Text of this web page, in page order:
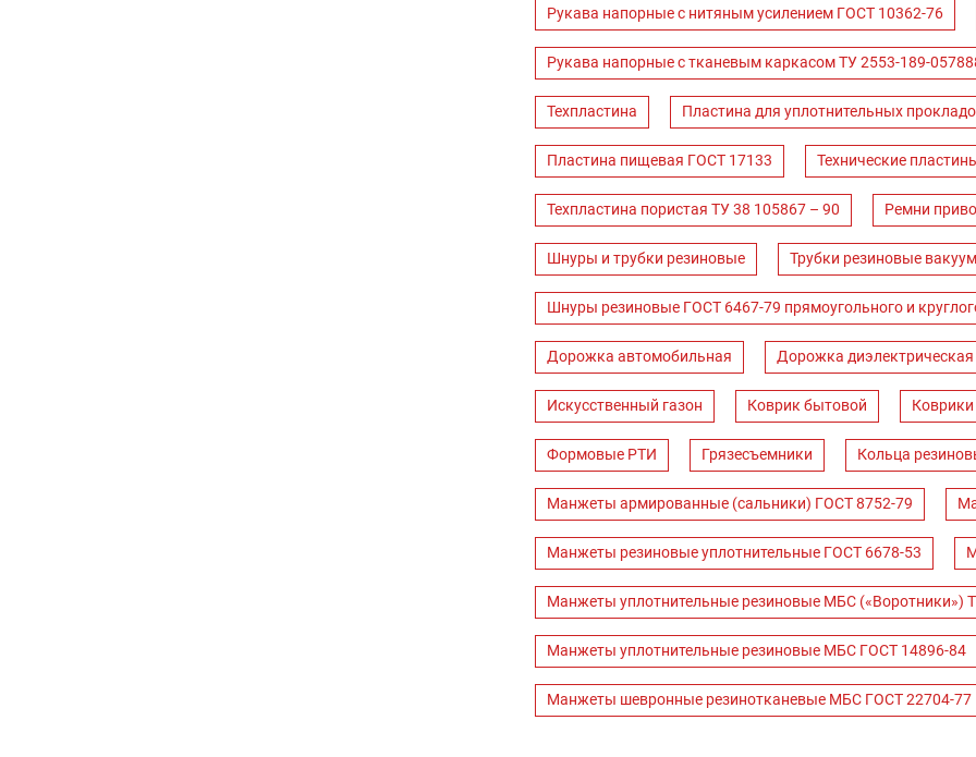
Рукава напорные с нитяным усилением ГОСТ 10362-76
Рукава напорные с тканевым каркасом ТУ 2553-189-
Техпластина Пластина для уплотнительных
Пластина пищевая ГОСТ 17133 Технические
Техпластина пористая ТУ 38 105867 – 90 Ремни
Шнуры и трубки резиновые Трубки резиновые
Шнуры резиновые ГОСТ 6467-79 прямоугольного и
Дорожка автомобильная Дорожка диэлектрическая
Искусственный газон Коврик бытовой Коврики
Формовые РТИ Грязесъемники Кольца
Манжеты армированные (сальники) ГОСТ 8752-79
Манжеты резиновые уплотнительные ГОСТ 6678-53
Манжеты уплотнительные резиновые МБС («Воротники»)
Манжеты уплотнительные резиновые МБС ГОСТ 14896-84
Манжеты шевронные резинотканевые МБС ГОСТ 22704-77